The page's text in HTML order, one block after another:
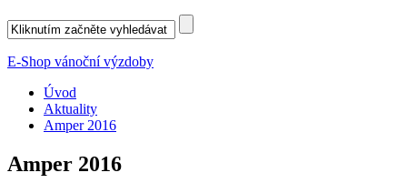
E-Shop vánoční výzdoby
Úvod
Aktuality
Amper 2016
Amper 2016